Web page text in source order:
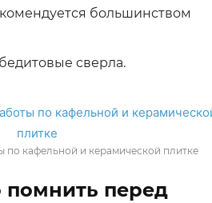
большинством
сверла.
по кафельной и керамической плитке
перед